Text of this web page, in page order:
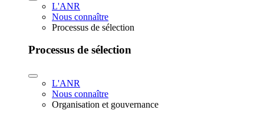
L'ANR
Nous connaître
Processus de sélection
Processus de sélection
L'ANR
Nous connaître
Organisation et gouvernance